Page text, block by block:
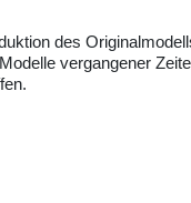
des
vergangener